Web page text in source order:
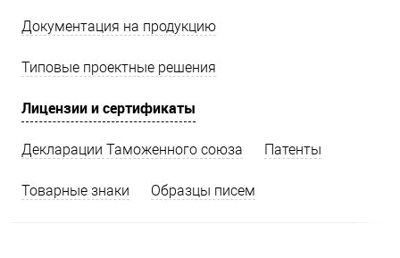
Документация на продукцию
Типовые проектные решения
Лицензии и сертификаты
Декларации Таможенного союза Патенты
Товарные знаки Образцы писем